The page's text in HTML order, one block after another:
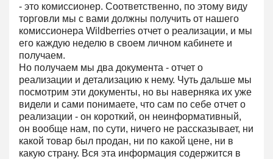
- это комиссионер. Соответственно, по этому виду
торговли мы с вами должны получить от нашего
комиссионера Wildberries отчет о реализации, и мы
его каждую неделю в своем личном кабинете и
получаем.
Но получаем мы два документа - отчет о
реализации и детализацию к нему. Чуть дальше мы
посмотрим эти документы, но вы наверняка их уже
видели и сами понимаете, что сам по себе отчет о
реализации - он короткий, он неинформативный,
он вообще нам, по сути, ничего не рассказывает, ни
какой товар был продан, ни по какой цене, ни в
какую страну. Вся эта информация содержится в